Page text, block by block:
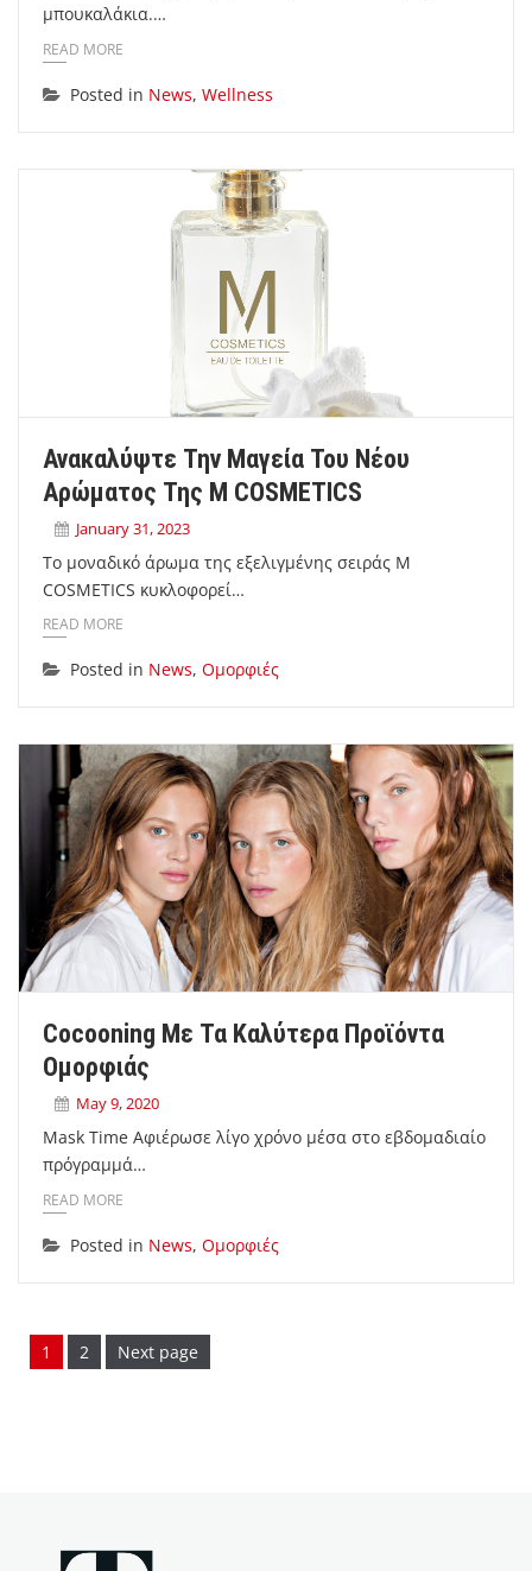
μπουκαλάκια.…
READ MORE
Posted in News, Wellness
Ανακαλύψτε Την Μαγεία Του Νέου
Αρώματος Της M COSMETICS
January 31, 2023
Το μοναδικό άρωμα της εξελιγμένης σειράς M
COSMETICS κυκλοφορεί…
READ MORE
Posted in News, Ομορφιές
Cocooning Με Τα Καλύτερα Προϊόντα
Ομορφιάς
May 9, 2020
Mask Time Αφιέρωσε λίγο χρόνο µέσα στο εβδοµαδιαίο
πρόγραµµά…
READ MORE
Posted in News, Ομορφιές
Page
1 Page
2 Next page